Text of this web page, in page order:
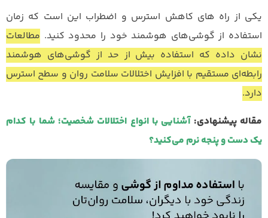
یکی از راه های کاهش استرس و اضطراب این است که زمان
استفاده از گوشی‌های هوشمند خود را محدود کنید. مطالعات
نشان داده که استفاده بیش از حد از گوشی‌های هوشمند
رابطه‌ای مستقیم با افزایش اختلالات سلامت روان و سطح استرس
دارد.
مقاله پیشنهادی:آشنایی با انواع اختلالات شخصیت؛ شما با کدام
یک دست و پنجه نرم می‌کنید؟